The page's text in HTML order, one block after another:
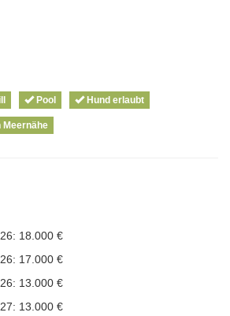
Pool Hund erlaubt
Meernähe
18.000 €
17.000 €
13.000 €
13.000 €